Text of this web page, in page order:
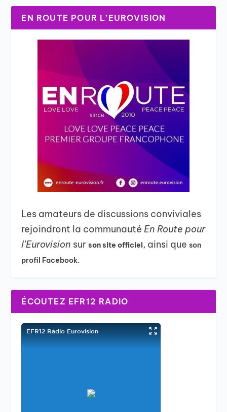
EN ROUTE POUR L’EUROVISION
Les amateurs de discussions conviviales
rejoindront la communautéEn Route pour
l’Eurovision surson site officiel, ainsi queson
profil Facebook.
ÉCOUTEZ EFR12 RADIO